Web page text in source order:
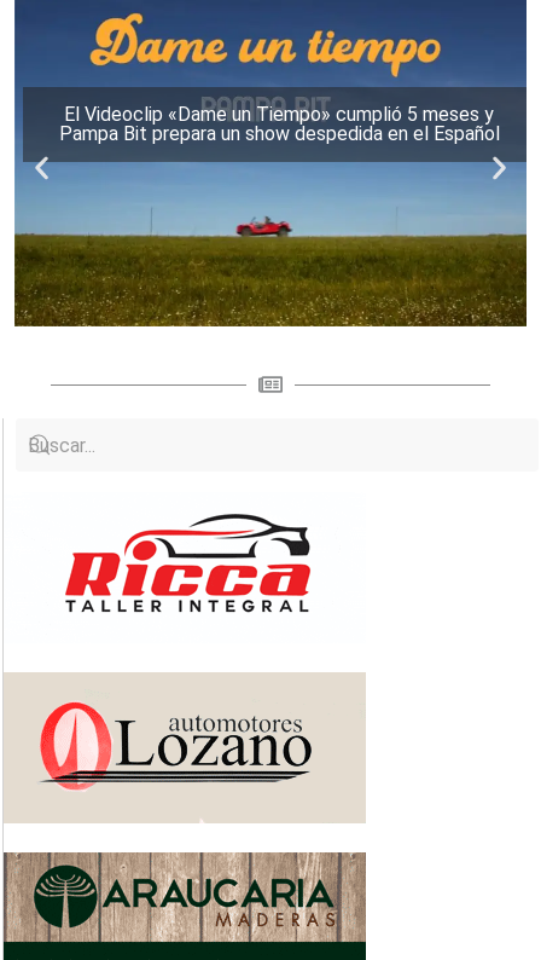
El Videoclip «Dame un Tiempo» cumplió 5 meses y
Pampa Bit prepara un show despedida en el Español